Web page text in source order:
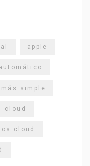
apple
simple
cloud
cloud